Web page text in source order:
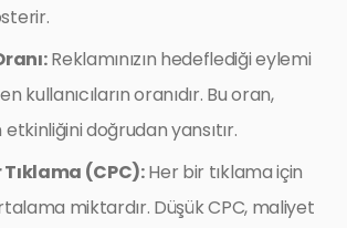
Reklamınızın hedeflediği eylemi
kullanıcıların oranıdır. Bu oran,
etkinliğini doğrudan yansıtır.
(CPC):Her bir tıklama için
miktardır. Düşük CPC, maliyet